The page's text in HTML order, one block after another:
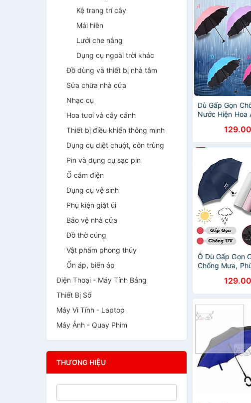
Kệ trang trí cây
Mái hiên
Lưới che nắng
Dụng cụ ngoài trời khác
Đồ dùng và thiết bị nhà tắm
Sửa chữa nhà cửa
Nhạc cụ
Hoa tươi và cây cảnh
Thiết bị điều khiển thông minh
Dụng cụ diệt chuột, côn trùng
Pin và dụng cụ sạc pin
Ổ cắm điện
Dụng cụ vệ sinh
Phụ kiện giặt ủi
Bảo vệ nhà cửa
Đồ thờ cúng
Vật phẩm phong thủy
Ổn áp, biến áp
Điện Thoại - Máy Tính Bảng
Thiết Bị Số
Máy Vi Tính - Laptop
Máy Ảnh - Quay Phim
THƯƠNG HIỆU
Dù Gấp Gọn
Nước Hiện Hoa
Ô Dù Gấp Gọn
Chống Mưa,
Giao Màu Ngẫu